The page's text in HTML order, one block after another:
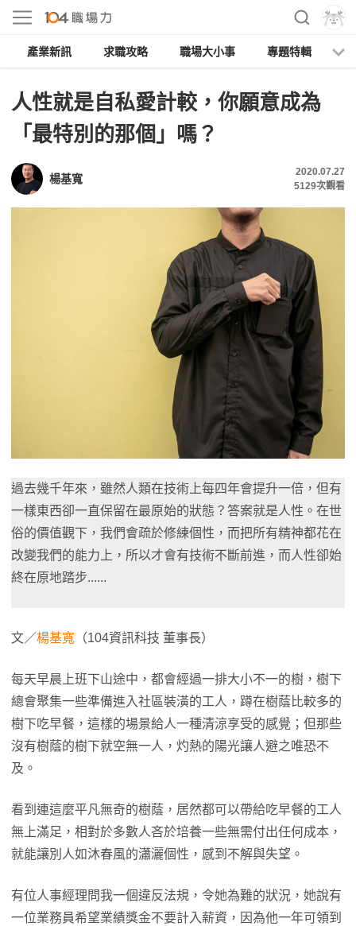
產業新訊 求職攻略 職場大小事 專題特輯
人性就是自私愛計較，你願意成為
「最特別的那個」嗎？
楊基寬
2020.07.27
5129次觀看
過去幾千年來，雖然人類在技術上每四年會提升一倍，但有
一樣東西卻一直保留在最原始的狀態？答案就是人性。在世
俗的價值觀下，我們會疏於修練個性，而把所有精神都花在
改變我們的能力上，所以才會有技術不斷前進，而人性卻始
終在原地踏步......
文／楊基寬 （104資訊科技 董事長）
每天早晨上班下山途中，都會經過一排大小不一的樹，樹下
總會聚集一些準備進入社區裝潢的工人，蹲在樹蔭比較多的
樹下吃早餐，這樣的場景給人一種清涼享受的感覺；但那些
沒有樹蔭的樹下就空無一人，灼熱的陽光讓人避之唯恐不
及。
看到連這麼平凡無奇的樹蔭，居然都可以帶給吃早餐的工人
無上滿足，相對於多數人吝於培養一些無需付出任何成本，
就能讓別人如沐春風的瀟灑個性，感到不解與失望。
有位人事經理問我一個違反法規，令她為難的狀況，她說有
一位業務員希望業績獎金不要計入薪資，因為他一年可領到